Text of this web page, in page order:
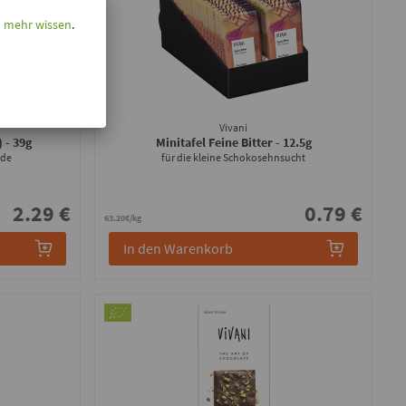
- 39g
2.29 €
Vivani
Minitafel Feine Bitter- 12.5g
für die kleine Schokosehnsucht
63.20€/kg 0.79 €
In den Warenkorb
wissen.